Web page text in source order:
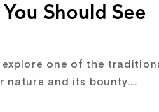
Should See
one of the
nature and its bounty.…